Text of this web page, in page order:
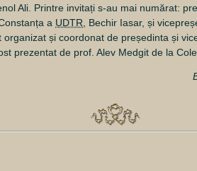
Ali. Printre invitați s-au mai numărat:
a UDTR , Bechir Iasar, și
și coordonat de președinta și
prezentat de prof. Alev Medgit de la